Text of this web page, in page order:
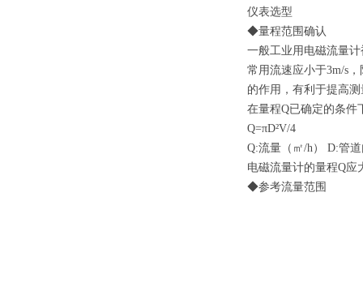
仪表选型
◆量程范围确认
一般工业用电磁流量
常用流速应小于3m/s
的作用，有利于提高
在量程Q已确定的条件
Q=πD²V/4
Q:流量（㎡/h） D:管
电磁流量计的量程Q应
◆参考流量范围